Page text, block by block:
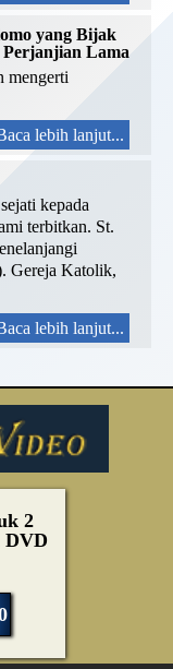
yang Bijak
Perjanjian Lama
mengerti
lebih lanjut...
kepada
terbitkan. St.
Gereja Katolik,
lebih lanjut...
2
DVD